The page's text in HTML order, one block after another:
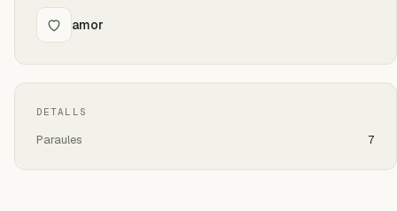
amor
DETALLS
Paraules 7